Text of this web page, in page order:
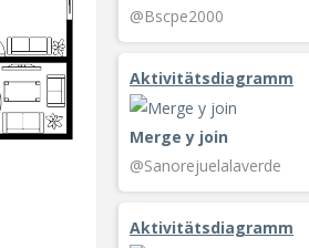
@Bscpe2000
Aktivitätsdiagramm
Merge y join
@Sanorejuelalaverde
Aktivitätsdiagramm